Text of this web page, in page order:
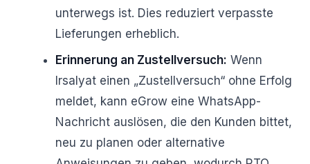
unterwegs ist. Dies reduziert verpasste
Lieferungen erheblich.
Erinnerung an Zustellversuch: Wenn
Irsalyat einen „Zustellversuch“ ohne Erfolg
meldet, kann eGrow eine WhatsApp-
Nachricht auslösen, die den Kunden bittet,
neu zu planen oder alternative